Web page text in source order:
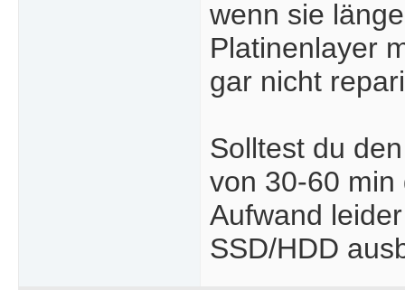
wenn sie
Platinenlayer
gar nicht
Solltest du
von 30-60
Aufwand
SSD/HDD